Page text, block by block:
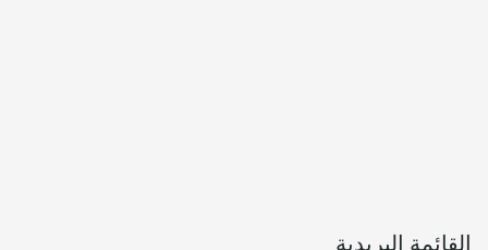
القائمة البريدية